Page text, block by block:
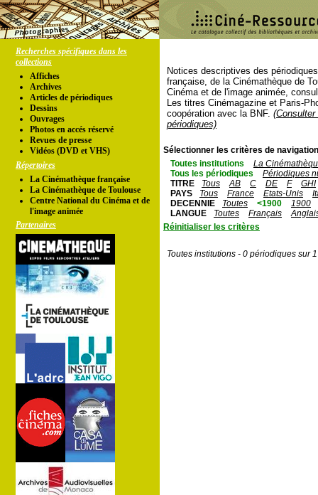
Recherches spécifiques dans les
collections
Affiches
Archives
Articles de périodiques
Dessins
Ouvrages
Photos en accés réservé
Revues de presse
Vidéos (DVD et VHS)
Répertoires
La Cinémathèque française
La Cinémathèque de Toulouse
Centre National du Cinéma et de
l'image animée
Partenaires
Notices descriptives des
française, de la Cinémathèque de
Cinéma et de l'image animée,
Les titres Cinémagazine et Paris-
coopération avec la BNF.
périodiques)
Sélectionner les critères de
Toutes institutions
La
Tous les périodiques
Périodiques
TITRE
Tous AB C DE F
GHI
PAYS
Tous France Etats-Unis
DECENNIE
Toutes <1900
1900
LANGUE
Toutes Français
Réinitialiser les critères
Toutes institutions - 0 périodiques sur